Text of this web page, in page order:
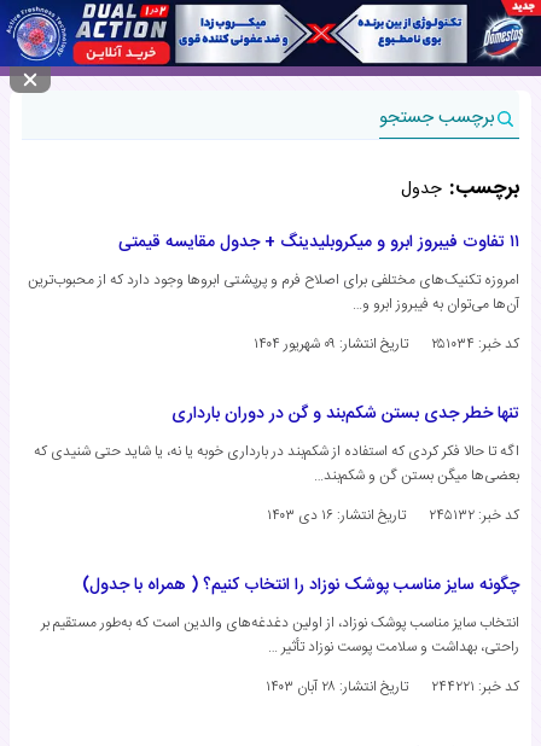
منوی سایت
برچسب جستجو
برچسب: جدول
۱۱ تفاوت فیبروز ابرو و میکروبلیدینگ + جدول مقایسه قیمتی
امروزه تکنیک‌های مختلفی برای اصلاح فرم و پرپشتی ابروها وجود دارد که از محبوب‌ترین
آن‌ها می‌توان به فیبروز ابرو و…
کد خبر: ۲۵۱۰۳۴
تاریخ انتشار: ۰۹ شهریور ۱۴۰۴
تنها خطر جدی بستن شکم‌بند و گن در دوران بارداری
اگه تا حالا فکر کردی که استفاده از شکم‌بند در بارداری خوبه یا نه، یا شاید حتی شنیدی که
بعضی‌ها میگن بستن گن و شکم‌بند…
کد خبر: ۲۴۵۱۳۲
تاریخ انتشار: ۱۶ دی ۱۴۰۳
چگونه سایز مناسب پوشک نوزاد را انتخاب کنیم؟ ( همراه با جدول)
انتخاب سایز مناسب پوشک نوزاد، از اولین دغدغه‌های والدین است که به‌طور مستقیم بر
راحتی، بهداشت و سلامت پوست نوزاد تأثیر …
کد خبر: ۲۴۴۲۲۱
تاریخ انتشار: ۲۸ آبان ۱۴۰۳